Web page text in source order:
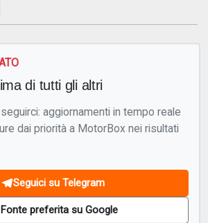
di tutti gli altri
aggiornamenti in tempo reale
dai priorità a MotorBox nei risultati
Seguici su Telegram
Fonte preferita su Google